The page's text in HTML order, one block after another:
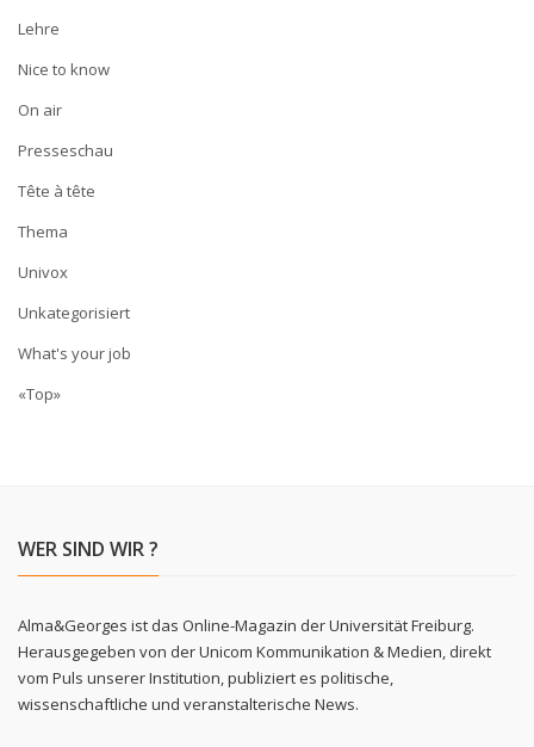
Lehre
Nice to know
On air
Presseschau
Tête à tête
Thema
Univox
Unkategorisiert
What's your job
«Top»
WER SIND WIR ?
Alma&Georges ist das Online-Magazin der Universität Freiburg.
Herausgegeben von der Unicom Kommunikation & Medien, direkt
vom Puls unserer Institution, publiziert es politische,
wissenschaftliche und veranstalterische News.